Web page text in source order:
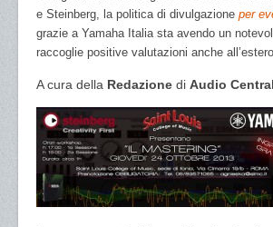
e Steinberg, la politica di divulgazione per
grazie a Yamaha Italia sta avendo un
raccoglie positive valutazioni anche
A cura della Redazione di Audio